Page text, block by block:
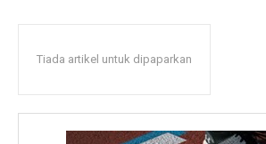
Tiada artikel untuk dipaparkan